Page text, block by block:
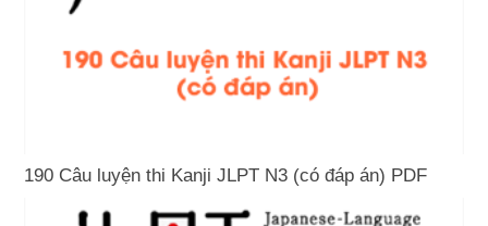
190 Câu luyện thi Kanji JLPT N3 (có đáp án) PDF